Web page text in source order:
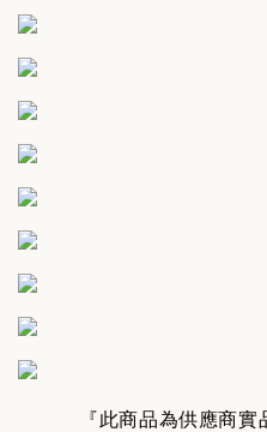
『此商品為供應商實